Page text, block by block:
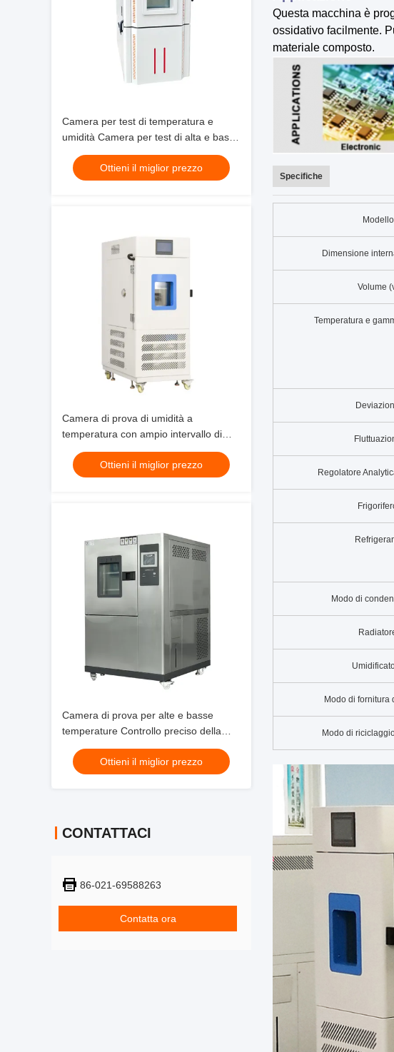
Camera per test di temperatura e
umidità Camera per test di alta e bassa
temperatura per test di affidabilità
Ottieni il miglior prezzo
Camera di prova di umidità a
temperatura con ampio intervallo di
temperatura -70°C~+180°C
Ottieni il miglior prezzo
Camera di prova per alte e basse
temperature Controllo preciso della
temperatura per test su batterie
Ottieni il miglior prezzo
CONTATTACI
86-021-69588263
Contatta ora
Questa macchina è
ossidativo facilmente.
materiale composto.
Specifiche
Modello
Dimensione
Volume
Temperatura e
Regolatore
Modo di
Modo di fornitura
Modo di